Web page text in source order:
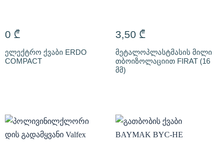
0 ₾
ელექტრო ქვაბი ERDO
COMPACT
3,50 ₾
მეტალოპლასტმასის მილი
თბოიზოლაციით FIRAT (16
მმ)